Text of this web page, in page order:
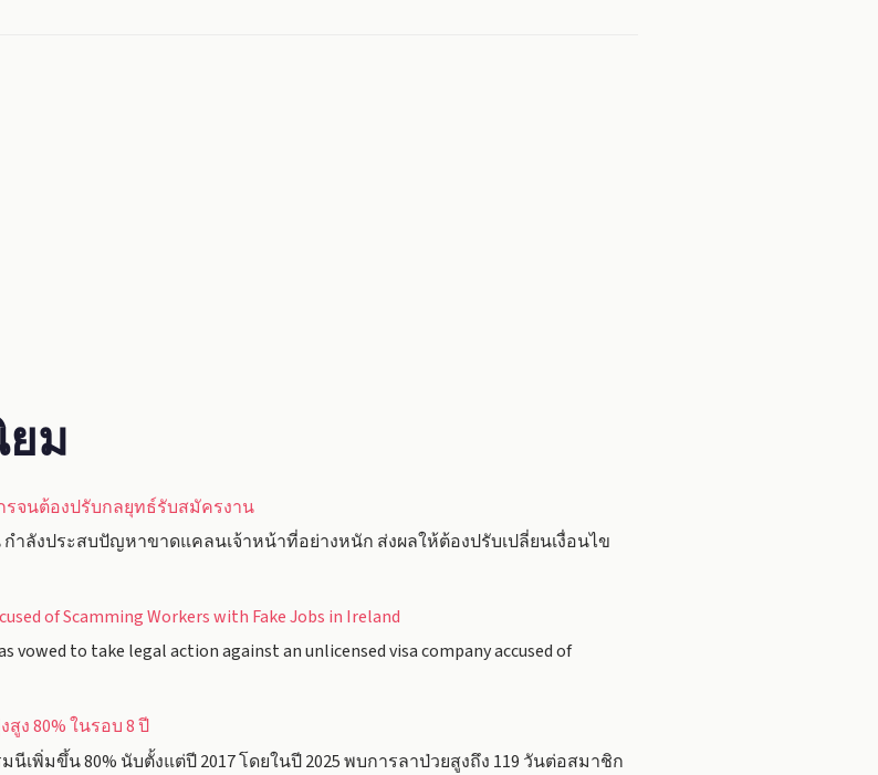
ม
จนต้องปรับกลยุทธ์รับสมัครงาน
ำลังประสบปัญหาขาดแคลนเจ้าหน้าที่อย่างหนัก ส่งผลให้ต้องปรับเปลี่ยนเงื่อนไข
of Scamming Workers with Fake Jobs in Ireland
vowed to take legal action against an unlicensed visa company accused of
ง 80% ในรอบ 8 ปี
เพิ่มขึ้น 80% นับตั้งแต่ปี 2017 โดยในปี 2025 พบการลาป่วยสูงถึง 119 วันต่อสมาชิก